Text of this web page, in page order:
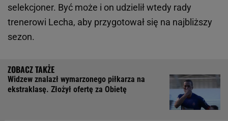
selekcjoner. Być może i on udzielił wtedy rady
trenerowi Lecha, aby przygotował się na najbliższy
sezon.
Widzew znalazł wymarzonego piłkarza na
ekstraklasę. Złożył ofertę za Obietę